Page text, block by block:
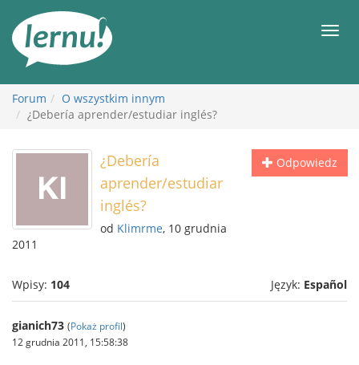
Forum
O wszystkim innym
¿Debería aprender/estudiar inglés?
Odpowiedz
¿Debería
aprender/estudiar
inglés?
od Klimrme, 10 grudnia
2011
Wpisy: 104 Język: Español
gianich73 (Pokaż profil)
12 grudnia 2011, 15:58:38